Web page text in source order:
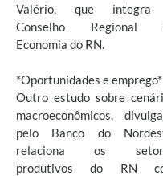
Valério, que
Conselho Regional
Economia do RN.
*Oportunidades e emprego*
Outro estudo sobre
macroeconômicos,
pelo Banco do
relaciona os
produtivos do RN